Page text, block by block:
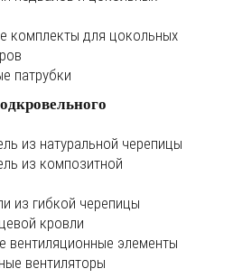
комплекты для цокольных
патрубки
из натуральной черепицы
из композитной
из гибкой черепицы
кровли
вентиляционные элементы
вентиляторы